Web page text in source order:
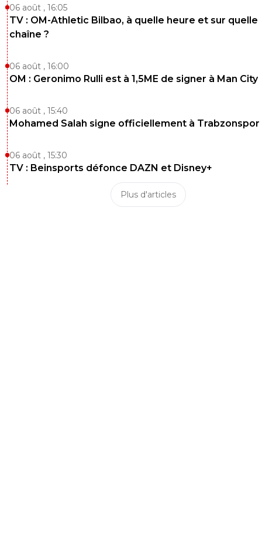
06 août , 16:05
TV : OM-Athletic Bilbao, à quelle heure et sur quelle
chaîne ?
06 août , 16:00
OM : Geronimo Rulli est à 1,5ME de signer à Man City
06 août , 15:40
Mohamed Salah signe officiellement à Trabzonspor
06 août , 15:30
TV : Beinsports défonce DAZN et Disney+
Plus d'articles